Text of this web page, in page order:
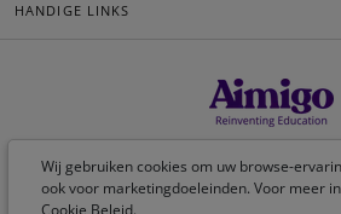
Wij gebruiken cookies om uw browse-
ook voor marketingdoeleinden. Voor meer
Cookie Beleid.
HANDIGE LINKS
Nederlands